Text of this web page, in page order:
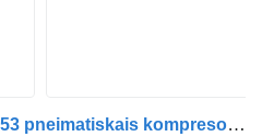
Knorr-Bremse 51541007353 pneimatiskais kompresors paredzēts MAN TGS TGX vilcēja